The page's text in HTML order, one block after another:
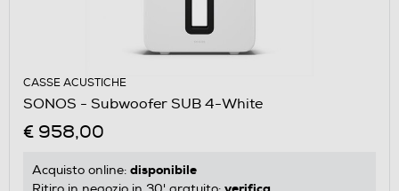
CASSE ACUSTICHE
SONOS - Subwoofer SUB 4-White
€ 958,00
Acquisto online: disponibile